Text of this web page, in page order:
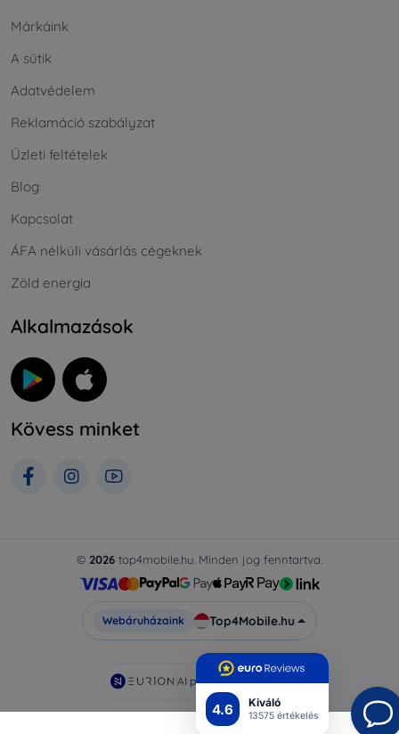
4.6 Kiváló
13575 értékelés
Márkáink
A sütik
Adatvédelem
Reklamáció szabályzat
Üzleti feltételek
Blog
Kapcsolat
ÁFA nélküli vásárlás cégeknek
Zöld energia
Alkalmazások
Kövess minket
© 2026 top4mobile.hu. Minden jog fenntartva.
Webáruházaink Top4Mobile.hu
AI powered byEurion